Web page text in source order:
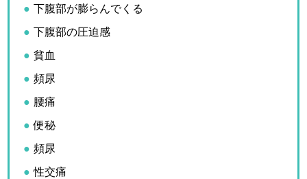
下腹部が膨らんでくる
下腹部の圧迫感
貧血
頻尿
腰痛
便秘
頻尿
性交痛